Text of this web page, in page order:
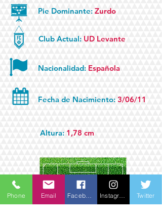
Club Actual: UD Levante
Pie Dominante: Zurdo
Nacionalidad: Española
Fecha de Nacimiento: 3/06/11
Altura: 1,78 cm
Phone Email Twitter